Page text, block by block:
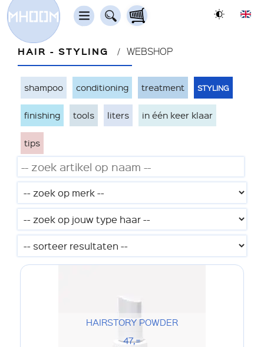
HAIR - STYLING WEBSHOP
shampoo conditioning treatment styling
finishing tools liters in één keer klaar
tips
HAIRSTORY POWDER
47,=